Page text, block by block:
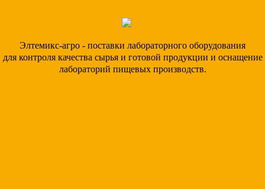
Элтемикс-агро - поставки лабораторного оборудования
для контроля качества сырья и готовой продукции и оснащение
лабораторий пищевых производств.